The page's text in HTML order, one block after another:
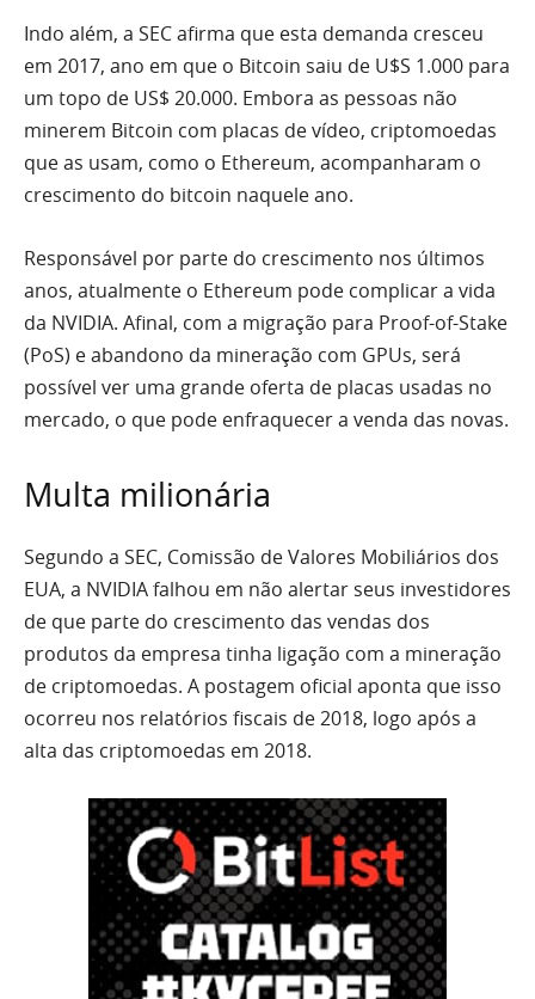
Indo além, a SEC afirma que esta demanda cresceu
em 2017, ano em que o Bitcoin saiu de U$S 1.000 para
um topo de US$ 20.000. Embora as pessoas não
minerem Bitcoin com placas de vídeo, criptomoedas
que as usam, como o Ethereum, acompanharam o
crescimento do bitcoin naquele ano.
Responsável por parte do crescimento nos últimos
anos, atualmente o Ethereum pode complicar a vida
da NVIDIA. Afinal, com a migração para Proof-of-Stake
(PoS) e abandono da mineração com GPUs, será
possível ver uma grande oferta de placas usadas no
mercado, o que pode enfraquecer a venda das novas.
Multa milionária
Segundo a SEC, Comissão de Valores Mobiliários dos
EUA, a NVIDIA falhou em não alertar seus investidores
de que parte do crescimento das vendas dos
produtos da empresa tinha ligação com a mineração
de criptomoedas. A postagem oficial aponta que isso
ocorreu nos relatórios fiscais de 2018, logo após a
alta das criptomoedas em 2018.